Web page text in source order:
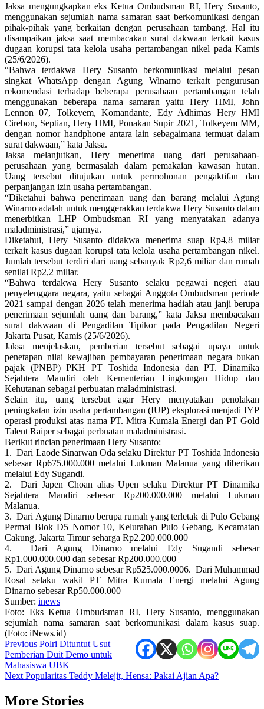
Jaksa mengungkapkan eks Ketua Ombudsman RI, Hery Susanto,
menggunakan sejumlah nama samaran saat berkomunikasi dengan
pihak-pihak yang berkaitan dengan perusahaan tambang. Hal itu
disampaikan jaksa saat membacakan surat dakwaan terkait kasus
dugaan korupsi tata kelola usaha pertambangan nikel pada Kamis
(25/6/2026).
“Bahwa terdakwa Hery Susanto berkomunikasi melalui pesan
singkat WhatsApp dengan Agung Winarno terkait pengurusan
rekomendasi terhadap beberapa perusahaan pertambangan telah
menggunakan beberapa nama samaran yaitu Hery HMI, John
Lennon 07, Tolkeyem, Komandante, Edy Adhimas Hery HMI
Cirebon, Septian, Hery HMI, Ponakan Supir 2021, Tolkeyem MM,
dengan nomor handphone antara lain sebagaimana termuat dalam
surat dakwaan,” kata Jaksa.
Jaksa melanjutkan, Hery menerima uang dari perusahaan-
perusahaan yang bermasalah dalam pemakaian kawasan hutan.
Uang tersebut ditujukan untuk permohonan pengaktifan dan
perpanjangan izin usaha pertambangan.
“Diketahui bahwa penerimaan uang dan barang melalui Agung
Winarno adalah untuk menggerakkan terdakwa Hery Susanto dalam
menerbitkan LHP Ombudsman RI yang menyatakan adanya
maladministrasi,” ujarnya.
Diketahui, Hery Susanto didakwa menerima suap Rp4,8 miliar
terkait kasus dugaan korupsi tata kelola usaha pertambangan nikel.
Jumlah tersebut terdiri dari uang sebanyak Rp2,6 miliar dan rumah
senilai Rp2,2 miliar.
“Bahwa terdakwa Hery Susanto selaku pegawai negeri atau
penyelenggara negara, yaitu sebagai Anggota Ombudsman periode
2021 sampai dengan 2026 telah menerima hadiah atau janji berupa
penerimaan sejumlah uang dan barang,” kata Jaksa membacakan
surat dakwaan di Pengadilan Tipikor pada Pengadilan Negeri
Jakarta Pusat, Kamis (25/6/2026).
Jaksa menjelaskan, pemberian tersebut sebagai upaya untuk
penetapan nilai kewajiban pembayaran penerimaan negara bukan
pajak (PNBP) PKH PT Toshida Indonesia dan PT. Dinamika
Sejahtera Mandiri oleh Kementerian Lingkungan Hidup dan
Kehutanan sebagai perbuatan maladministrasi.
Selain itu, uang tersebut agar Hery menyatakan penolakan
peningkatan izin usaha pertambangan (IUP) eksplorasi menjadi IYP
operasi produksi atas nama PT. Mitra Kumala Energi dan PT Gold
Talent Raiper sebagai perbuatan maladministrasi.
Berikut rincian penerimaan Hery Susanto:
1. Dari Laode Sinarwan Oda selaku Direktur PT Toshida Indonesia
sebesar Rp675.000.000 melalui Lukman Malanua yang diberikan
melalui Edy Sugandi.
2. Dari Japen Choan alias Upen selaku Direktur PT Dinamika
Sejahtera Mandiri sebesar Rp200.000.000 melalui Lukman
Malanua.
3. Dari Agung Dinarno berupa rumah yang terletak di Pulo Gebang
Permai Blok D5 Nomor 10, Kelurahan Pulo Gebang, Kecamatan
Cakung, Jakarta Timur seharga Rp2.200.000.000
4. Dari Agung Dinarno melalui Edy Sugandi sebesar
Rp1.000.000.000 dan sebesar Rp200.000.000
5. Dari Agung Dinarno sebesar Rp525.000.0006. Dari Muhammad
Rosal selaku wakil PT Mitra Kumala Energi melalui Agung
Dinarno sebesar Rp50.000.000
Sumber: inews
Foto: Eks Ketua Ombudsman RI, Hery Susanto, menggunakan
sejumlah nama samaran saat berkomunikasi dalam kasus suap.
(Foto: iNews.id)
Post
navigation
Previous Polri Dituntut Usut
Pemberian Duit Demo untuk
Mahasiswa UBK
Next Popularitas Teddy Melejit, Hensa: Pakai Ajian Apa?
More Stories